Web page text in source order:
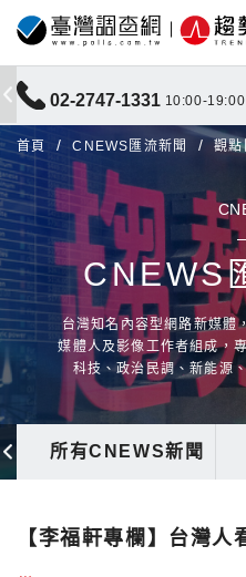
02-2747-1331 10:00-
首頁 CNEWS匯流新聞 觀
CNEWS
台灣知名內容型網路新媒
媒體人及影像工作者組成，
科技、政治民調、新能源
所有CNEWS新聞
【李福軒專欄】台灣人